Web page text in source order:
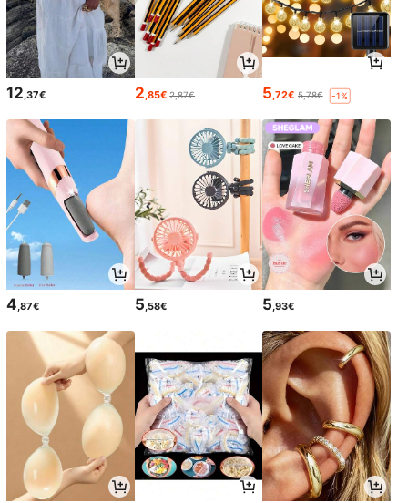
12,37€ 2,85€ 2,87€ 5,72€ 5,78€ -1%
4,87€ 5,58€ 5,93€